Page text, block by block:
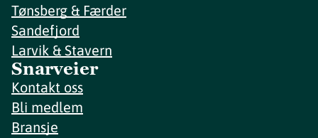
Tønsberg & Færder
Sandefjord
Larvik & Stavern
Snarveier
Kontakt oss
Bli medlem
Bransje